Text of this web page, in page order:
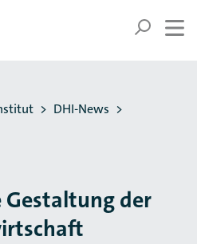
DHI-News
der